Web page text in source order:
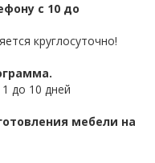
с 10 до
круглосуточно!
до 10 дней
мебели на